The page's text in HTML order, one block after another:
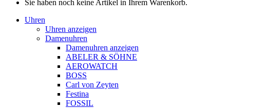
Sie haben noch keine Artikel in Ihrem Warenkorb.
Uhren
Uhren anzeigen
Damenuhren
Damenuhren anzeigen
ABELER & SÖHNE
AEROWATCH
BOSS
Carl von Zeyten
Festina
FOSSIL